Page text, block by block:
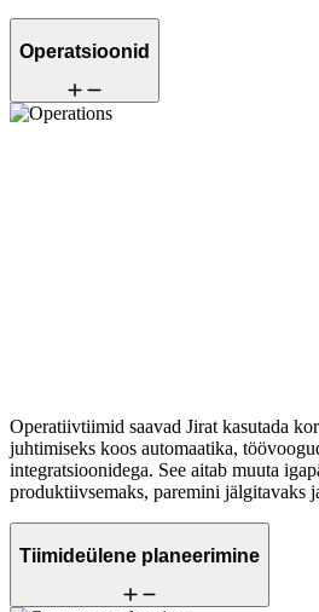
Operatsioonid
Operatiivtiimid saavad Jirat kasutada
juhtimiseks koos automaatika,
integratsioonidega. See aitab muuta
produktiivsemaks, paremini jälgitavaks
Tiimideülene planeerimine